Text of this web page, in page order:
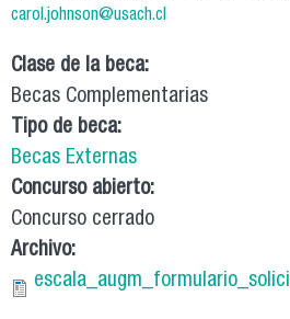
carol.johnson@usach.cl
Clase de la beca:
Becas Complementarias
Tipo de beca:
Becas Externas
Concurso abierto:
Concurso cerrado
Archivo: